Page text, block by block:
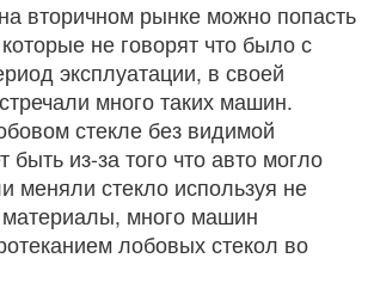
вторичном рынке можно попасть
не говорят что было с
эксплуатации, в своей
много таких машин.
стекле без видимой
из-за того что авто могло
меняли стекло используя не
материалы, много машин
лобовых стекол во